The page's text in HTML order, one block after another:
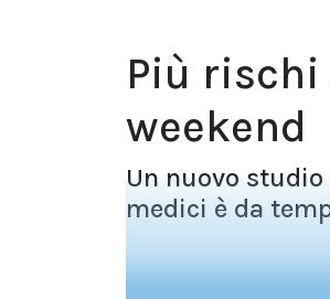
Più
weekend
Un nuovo
medici è da